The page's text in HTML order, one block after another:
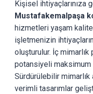
Kişisel ihtiyaçlarınıza
Mustafakemalpaşa
hizmetleri yaşam
işletmenizin
oluşturulur. İç mimarlık
potansiyeli
Sürdürülebilir mimarlık
verimli tasarımlar